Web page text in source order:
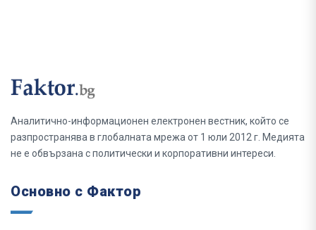
Аналитично-информационен електронен вестник, който се
разпространява в глобалната мрежа от 1 юли 2012 г. Медията
не е обвързана с политически и корпоративни интереси.
Основно с Фактор